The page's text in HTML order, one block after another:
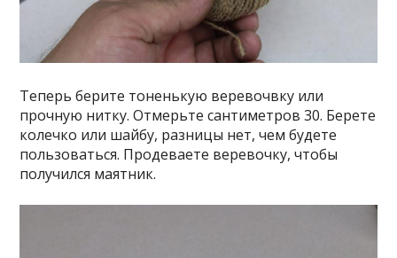
Теперь берите тоненькую веревочвку или
прочную нитку. Отмерьте сантиметров 30. Берете
колечко или шайбу, разницы нет, чем будете
пользоваться. Продеваете веревочку, чтобы
получился маятник.